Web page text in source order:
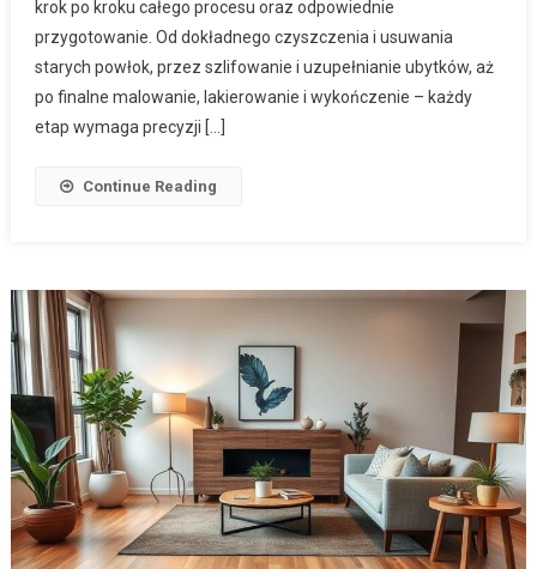
krok po kroku całego procesu oraz odpowiednie
przygotowanie. Od dokładnego czyszczenia i usuwania
starych powłok, przez szlifowanie i uzupełnianie ubytków, aż
po finalne malowanie, lakierowanie i wykończenie – każdy
etap wymaga precyzji […]
Continue Reading